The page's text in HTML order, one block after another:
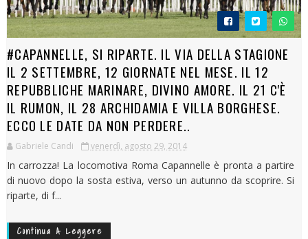
#CAPANNELLE, SI RIPARTE. IL VIA DELLA STAGIONE
IL 2 SETTEMBRE, 12 GIORNATE NEL MESE. IL 12
REPUBBLICHE MARINARE, DIVINO AMORE. IL 21 C'È
IL RUMON, IL 28 ARCHIDAMIA E VILLA BORGHESE.
ECCO LE DATE DA NON PERDERE..
Gabriele Candi venerdì, agosto 29, 2014
In carrozza! La locomotiva Roma Capannelle è pronta a partire
di nuovo dopo la sosta estiva, verso un autunno da scoprire. Si
riparte, di f...
Continua A Leggere